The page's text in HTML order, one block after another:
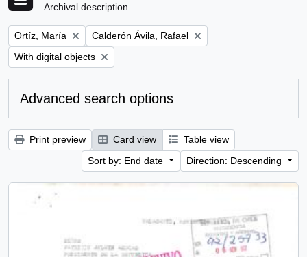
Archival description
Remove filter:
Ortíz, María Remove filter:
Calderón Ávila, Rafael
Remove filter:
With digital objects
Advanced search options
Print preview Card view
Table view
Sort by: End date
Direction: Descending